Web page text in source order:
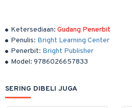
Ketersediaan: Gudang Penerbit
Penulis: Bright Learning Center
Penerbit: Bright Publisher
Model: 9786026657833
SERING DIBELI JUGA